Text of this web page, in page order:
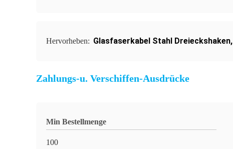
Hervorheben: Glasfaserkabel Stahl Dreieckshaken,
Zahlungs-u. Verschiffen-Ausdrücke
Min Bestellmenge
100